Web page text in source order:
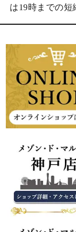
は19時までの